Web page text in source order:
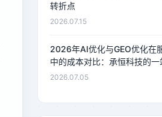
转折点
2026.07.15
2026年AI优化与GEO优化在
中的成本对比：承恒科技的
2026.07.05